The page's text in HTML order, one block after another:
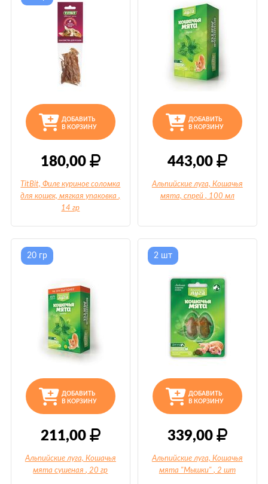
ДОБАВИТЬ
В КОРЗИНУ
180,00
TitBit, Филе куриное соломка
для кошек, мягкая упаковка ,
14 гр
ДОБАВИТЬ
В КОРЗИНУ
443,00
Альпийские луга, Кошачья
мята, спрей , 100 мл
ДОБАВИТЬ
В КОРЗИНУ
211,00
20 гр
Альпийские луга, Кошачья
мята сушеная , 20 гр
ДОБАВИТЬ
В КОРЗИНУ
339,00
2 шт
Альпийские луга, Кошачья
мята "Мышки" , 2 шт